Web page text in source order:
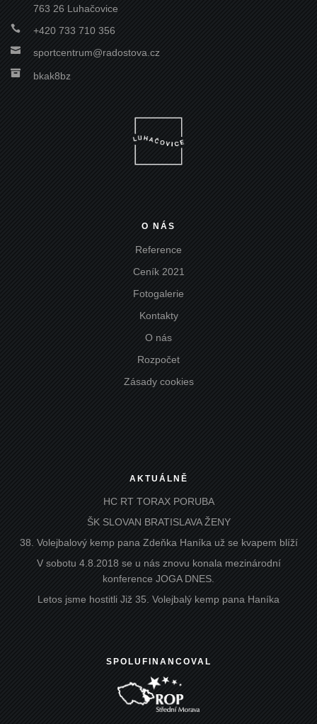
763 26 Luhačovice
 +420 733 710 356
 sportcentrum@radostova.cz
 bkak8bz
O NÁS
Reference
Ceník 2021
Fotogalerie
Kontakty
O nás
Rozpočet
Zásady cookies
AKTUÁLNĚ
HC RT TORAX PORUBA
ŠK SLOVAN BRATISLAVA ŽENY
38. Volejbalový kemp pana Zdeňka Haníka už se kvapem blíží
V sobotu 4.8.2018 se u nás znovu konala mezinárodní
konference JOGA DNES.
Letos jsme hostitli Již 35. Volejbalý kemp pana Haníka
SPOLUFINANCOVAL